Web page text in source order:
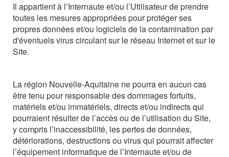
Il appartientà l’Internauteet/ou l’Utilisateurdeprendre
toutes les mesuresappropriéespour protéger ses
propres données et/ou logiciels de la contamination par
d'éventuels virus circulant sur le réseau Internet et sur le
Site.
La région Nouvelle-Aquitaine ne pourra en aucun cas
être tenu pour responsable des dommages fortuits,
matérielset/ou immatériels, directset/ou indirectsqui
pourraient résulterde l’accès ou de l’utilisation du Site,
y compris l’inaccessibilité, les pertes de données,
détériorations, destructionsou virusqui pourraitaffecter
l’équipement informatiquede l’Internauteet/ou de